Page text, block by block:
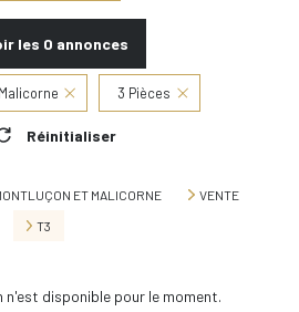
les 0 annonces
3 Pièces
Réinitialiser
ET MALICORNE
VENTE
T3
n'est disponible pour le moment.